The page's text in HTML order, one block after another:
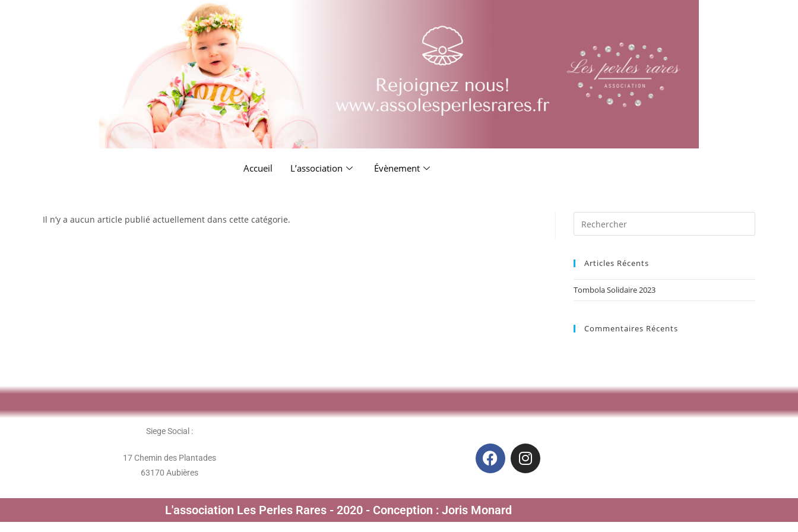
Accueil L’association Évènement
Il n’y a aucun article publié actuellement dans cette catégorie.
Articles Récents
Tombola Solidaire 2023
Commentaires Récents
Siege Social :
17 Chemin des Plantades
63170 Aubières
L'association Les Perles Rares - 2020 - Conception : Joris Monard